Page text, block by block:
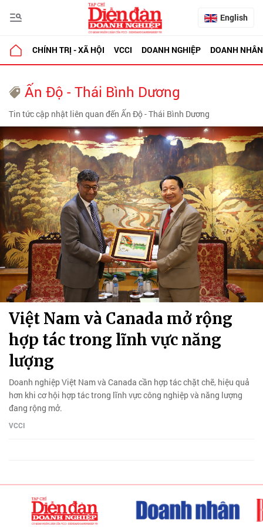
English
CHÍNH TRỊ - XÃ HỘI VCCI DOANH NGHIỆP DOANH NHÂN
Ấn Độ - Thái Bình Dương
Tin tức cập nhật liên quan đến Ấn Độ - Thái Bình Dương
Việt Nam và Canada mở rộng
hợp tác trong lĩnh vực năng
lượng
Doanh nghiệp Việt Nam và Canada cần hợp tác chặt chẽ, hiệu quả
hơn khi cơ hội hợp tác trong lĩnh vực công nghiệp và năng lượng
đang rộng mở.
VCCI